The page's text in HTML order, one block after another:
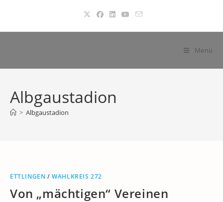
springen
Menü
Albgaustadion
> Albgaustadion
ETTLINGEN /WAHLKREIS 272
Von „mächtigen“ Vereinen